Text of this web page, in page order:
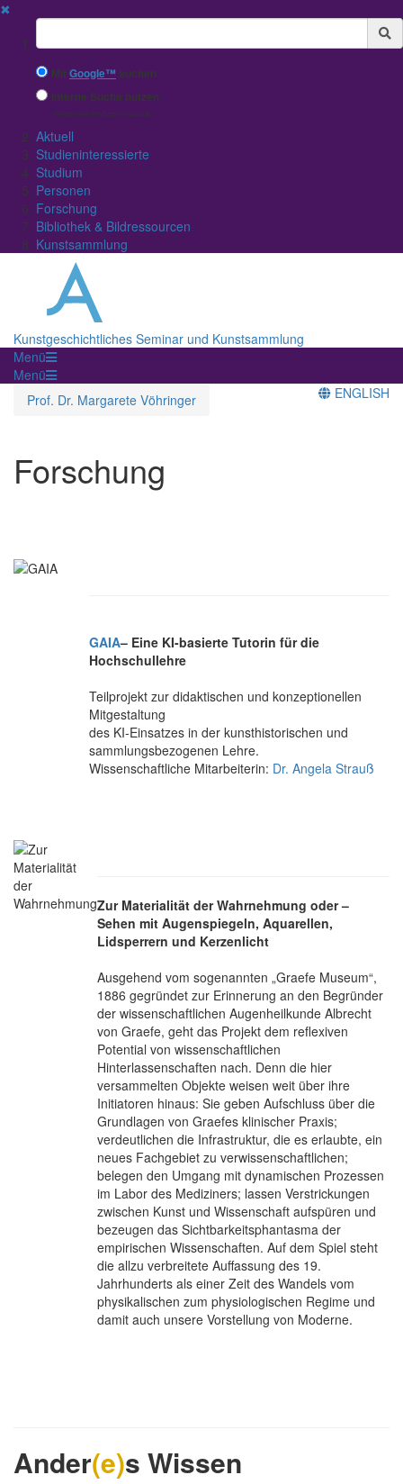
✖
Suchbegriff
MitGoogle™ suchen
Interne Suche nutzen
(eingeschränkte Ergebnisqualität)
Aktuell
Studieninteressierte
Studium
Personen
Forschung
Bibliothek & Bildressourcen
Kunstsammlung
Kunstgeschichtliches Seminar und Kunstsammlung
Menü
Menü
Prof. Dr. Margarete Vöhringer
ENGLISH
Forschung
GAIA– Eine KI-basierte Tutorin für die
Hochschullehre
Teilprojekt zur didaktischen und konzeptionellen
Mitgestaltung
des KI-Einsatzes in der kunsthistorischen und
sammlungsbezogenen Lehre.
Wissenschaftliche Mitarbeiterin: Dr. Angela Strauß
Zur Materialität der Wahrnehmung oder –
Sehen mit Augenspiegeln, Aquarellen,
Lidsperrern und Kerzenlicht
Ausgehend vom sogenannten „Graefe Museum“,
1886 gegründet zur Erinnerung an den Begründer
der wissenschaftlichen Augenheilkunde Albrecht
von Graefe, geht das Projekt dem reflexiven
Potential von wissenschaftlichen
Hinterlassenschaften nach. Denn die hier
versammelten Objekte weisen weit über ihre
Initiatoren hinaus: Sie geben Aufschluss über die
Grundlagen von Graefes klinischer Praxis;
verdeutlichen die Infrastruktur, die es erlaubte, ein
neues Fachgebiet zu verwissenschaftlichen;
belegen den Umgang mit dynamischen Prozessen
im Labor des Mediziners; lassen Verstrickungen
zwischen Kunst und Wissenschaft aufspüren und
bezeugen das Sichtbarkeitsphantasma der
empirischen Wissenschaften. Auf dem Spiel steht
die allzu verbreitete Auffassung des 19.
Jahrhunderts als einer Zeit des Wandels vom
physikalischen zum physiologischen Regime und
damit auch unsere Vorstellung von Moderne.
Ander(e)s Wissen